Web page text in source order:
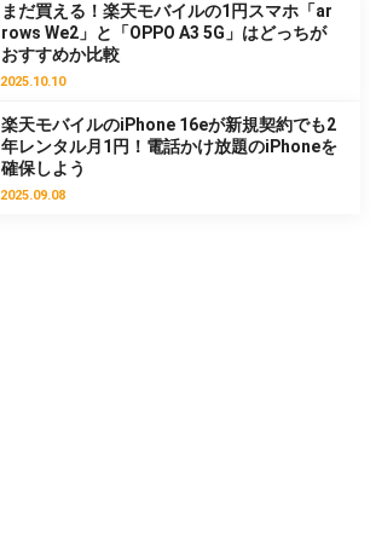
まだ買える！楽天モバイルの1円スマホ「ar
rows We2」と「OPPO A3 5G」はどっちが
おすすめか比較
2025.10.10
楽天モバイルのiPhone 16eが新規契約でも2
年レンタル月1円！電話かけ放題のiPhoneを
確保しよう
2025.09.08